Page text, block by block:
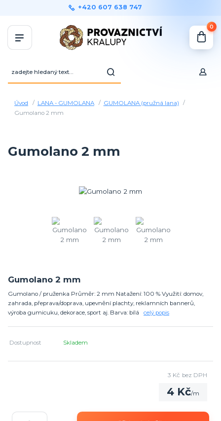
+420 607 638 747
0
Úvod LANA - GUMOLANA
GUMOLANA (pružná lana)
Gumolano 2 mm
Gumolano 2 mm
Gumolano 2 mm
Gumolano / pruženka Průměr: 2 mm Natažení: 100 % Využití: domov,
zahrada, přeprava/doprava, upevnění plachty, reklamních bannerů,
výroba gumicuku, dekorace, sport aj. Barva: bílá celý popis
Dostupnost Skladem
4 Kč/m
3 Kč bez DPH